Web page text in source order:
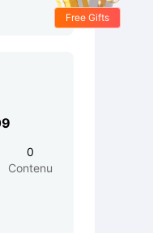
0
Contenu
Free Gifts